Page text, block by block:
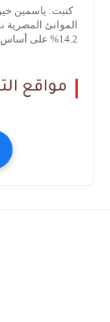
كتبت: ياسمين
14.2% على أساس سنو...
مواقع